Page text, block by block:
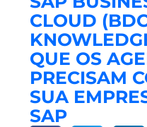
CLOUD
QUE OS
PRECISAM
SUA
SAP